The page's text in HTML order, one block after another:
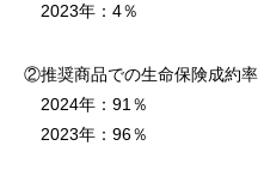
2023年：4％
②推奨商品での生命保険成約率
2024年：91％
2023年：96％